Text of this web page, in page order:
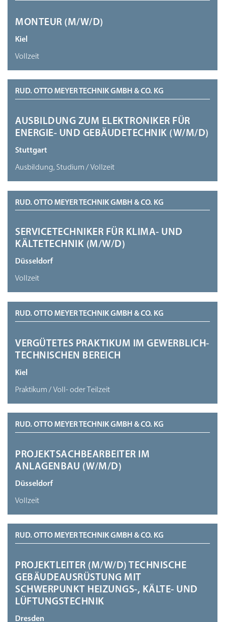
MONTEUR (M/W/D)
Kiel
Vollzeit
RUD. OTTO MEYER TECHNIK GMBH & CO. KG
AUSBILDUNG ZUM ELEKTRONIKER FÜR
ENERGIE- UND GEBÄUDETECHNIK (W/M/D)
Stuttgart
Ausbildung, Studium / Vollzeit
RUD. OTTO MEYER TECHNIK GMBH & CO. KG
SERVICETECHNIKER FÜR KLIMA- UND
KÄLTETECHNIK (M/W/D)
Düsseldorf
Vollzeit
RUD. OTTO MEYER TECHNIK GMBH & CO. KG
VERGÜTETES PRAKTIKUM IM GEWERBLICH-
TECHNISCHEN BEREICH
Kiel
Praktikum / Voll- oder Teilzeit
RUD. OTTO MEYER TECHNIK GMBH & CO. KG
PROJEKTSACHBEARBEITER IM
ANLAGENBAU (W/M/D)
Düsseldorf
Vollzeit
RUD. OTTO MEYER TECHNIK GMBH & CO. KG
PROJEKTLEITER (M/W/D) TECHNISCHE
GEBÄUDEAUSRÜSTUNG MIT
SCHWERPUNKT HEIZUNGS-, KÄLTE- UND
LÜFTUNGSTECHNIK
Dresden